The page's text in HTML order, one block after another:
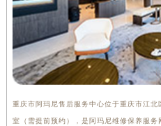
重庆市阿玛尼售后服务中心位于重庆市江
室（需提前预约），是阿玛尼维修保养服